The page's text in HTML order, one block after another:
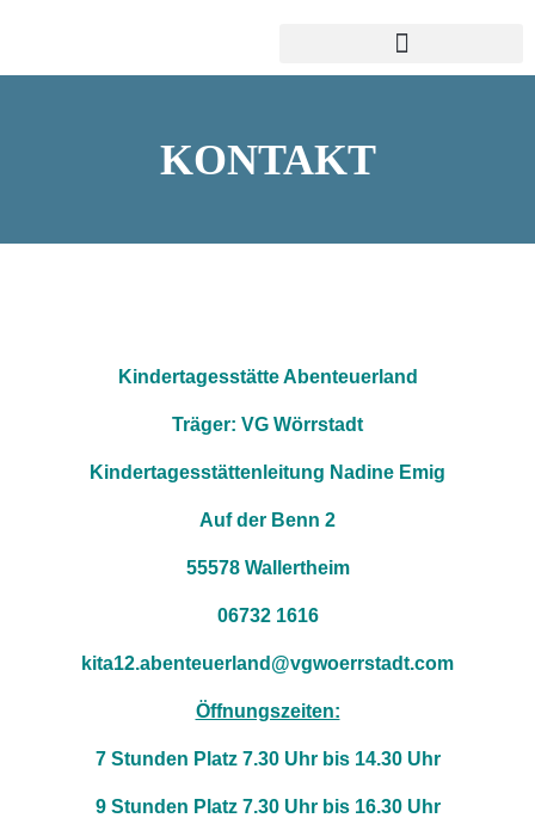
KONTAKT
Kindertagesstätte Abenteuerland
Träger: VG Wörrstadt
Kindertagesstättenleitung Nadine Emig
Auf der Benn 2
55578 Wallertheim
06732 1616
kita12.abenteuerland@vgwoerrstadt.com
Öffnungszeiten:
7 Stunden Platz 7.30 Uhr bis 14.30 Uhr
9 Stunden Platz 7.30 Uhr bis 16.30 Uhr